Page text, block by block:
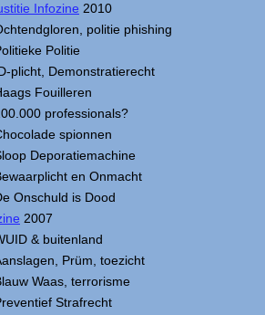
Infozine 2010
politie phishing
Politie
plicht, Demonstratierecht
Fouilleren
professionals?
spionnen
Deporatiemachine
en Onmacht
Onschuld is Dood
2007
& buitenland
Prüm, toezicht
Waas, terrorisme
Strafrecht